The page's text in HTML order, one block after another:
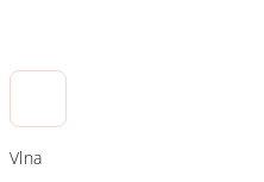
Vlna